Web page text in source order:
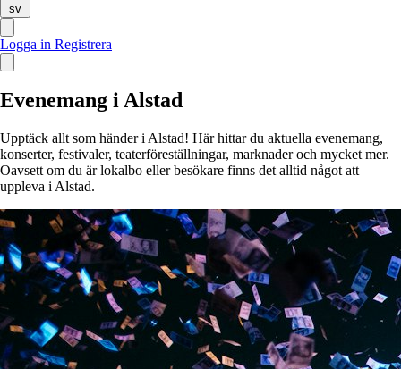
sv
Logga in Registrera
Evenemang i Alstad
Upptäck allt som händer i Alstad! Här hittar du aktuella evenemang,
konserter, festivaler, teaterföreställningar, marknader och mycket mer.
Oavsett om du är lokalbo eller besökare finns det alltid något att
uppleva i Alstad.